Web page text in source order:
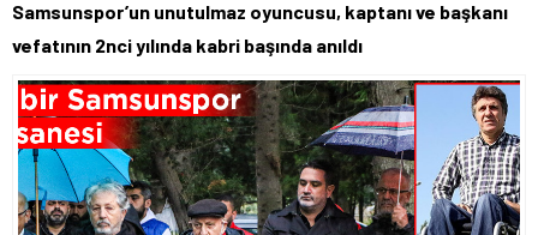
54,9646
Samsunspor’un unutulmaz oyuncusu, kaptanı ve başkanı
vefatının 2nci yılında kabri başında anıldı